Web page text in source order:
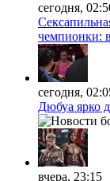
сегодня,
чемпионки:
сегодня,
Дюбуа ярко
вчера, 23:15